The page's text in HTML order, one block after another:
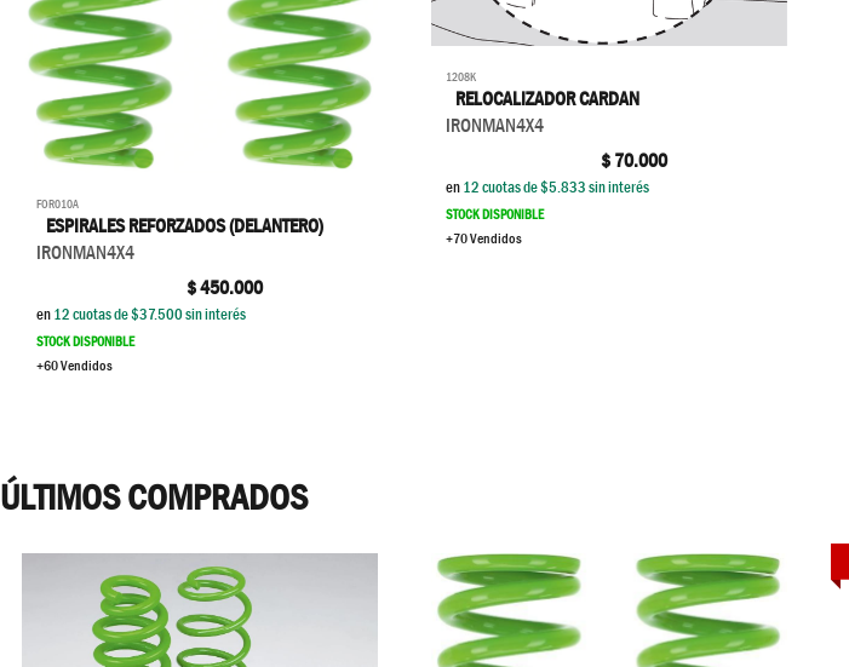
FOR010A
ESPIRALES REFORZADOS (DELANTERO)
IRONMAN4X4
$450.000
en12cuotas de $37.500sin interés
STOCK DISPONIBLE
+60 Vendidos
1208K
RELOCALIZADOR CARDAN
IRONMAN4X4
$70.000
en12cuotas de $5.833sin interés
STOCK DISPONIBLE
+70 Vendidos
ÚLTIMOS COMPRADOS